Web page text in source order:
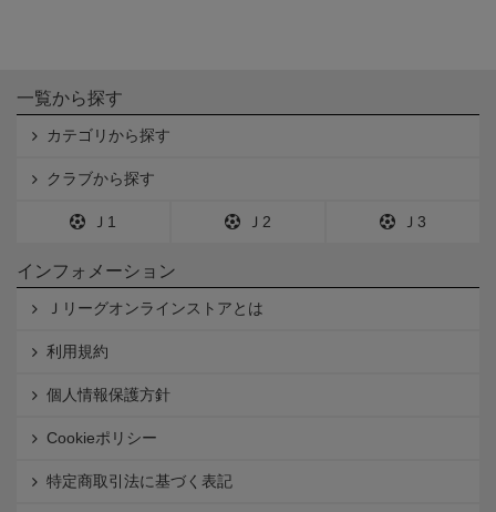
一覧から探す
カテゴリから探す
クラブから探す
Ｊ1 Ｊ2 Ｊ3
インフォメーション
Ｊリーグオンラインストアとは
利用規約
個人情報保護方針
Cookieポリシー
特定商取引法に基づく表記